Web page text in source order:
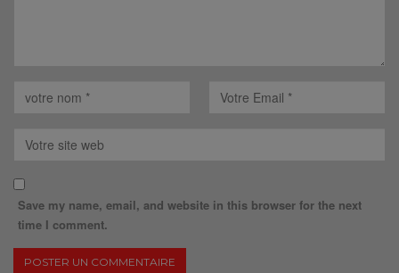
Save my name, email, and website in this browser for the next
time I comment.